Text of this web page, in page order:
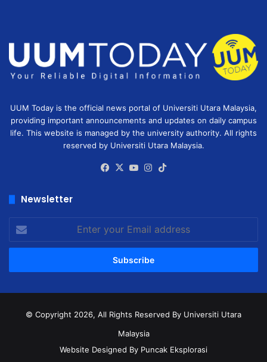
UUM Today is the official news portal of Universiti Utara Malaysia,
providing important announcements and updates on daily campus
life. This website is managed by the university authority. All rights
reserved by Universiti Utara Malaysia.
Facebook
X YouTubeInstagram
Newsletter
your
Email
© Copyright 2026, All Rights Reserved By Universiti Utara
Malaysia
Website Designed By Puncak Eksplorasi